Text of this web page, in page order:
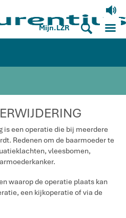
V
Mijn.LZR S M
is een operatie die bij meerdere
Redenen om de baarmoeder te
vleesbomen,
waarop de operatie plaats kan
een kijkoperatie of via de